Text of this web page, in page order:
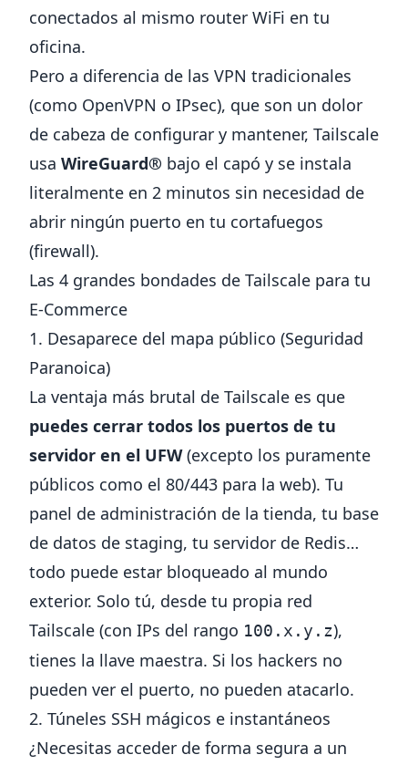
conectados al mismo router WiFi en tu
oficina.
Pero a diferencia de las VPN tradicionales
(como OpenVPN o IPsec), que son un dolor
de cabeza de configurar y mantener, Tailscale
usa WireGuard® bajo el capó y se instala
literalmente en 2 minutos sin necesidad de
abrir ningún puerto en tu cortafuegos
(firewall).
Las 4 grandes bondades de Tailscale para tu
E-Commerce
1. Desaparece del mapa público (Seguridad
Paranoica)
La ventaja más brutal de Tailscale es que
puedes cerrar todos los puertos de tu
servidor en el UFW(excepto los puramente
públicos como el 80/443 para la web). Tu
panel de administración de la tienda, tu base
de datos de staging, tu servidor de Redis…
todo puede estar bloqueado al mundo
exterior. Solo tú, desde tu propia red
Tailscale (con IPs del rango 100.x.y.z),
tienes la llave maestra. Si los hackers no
pueden ver el puerto, no pueden atacarlo.
2. Túneles SSH mágicos e instantáneos
¿Necesitas acceder de forma segura a un